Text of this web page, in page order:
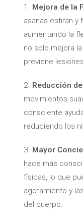
1. Mejora de la
asanas estiran y
aumentando la
no solo mejora
previene
2. Reducción
movimientos
consciente
reduciendo los
3. Mayor
hace más
físicas, lo que
agotamiento y
del cuerpo.